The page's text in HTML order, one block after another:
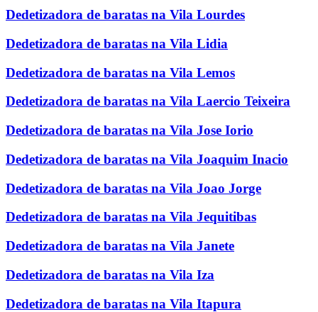
Dedetizadora de baratas na Vila Lourdes
Dedetizadora de baratas na Vila Lidia
Dedetizadora de baratas na Vila Lemos
Dedetizadora de baratas na Vila Laercio Teixeira
Dedetizadora de baratas na Vila Jose Iorio
Dedetizadora de baratas na Vila Joaquim Inacio
Dedetizadora de baratas na Vila Joao Jorge
Dedetizadora de baratas na Vila Jequitibas
Dedetizadora de baratas na Vila Janete
Dedetizadora de baratas na Vila Iza
Dedetizadora de baratas na Vila Itapura